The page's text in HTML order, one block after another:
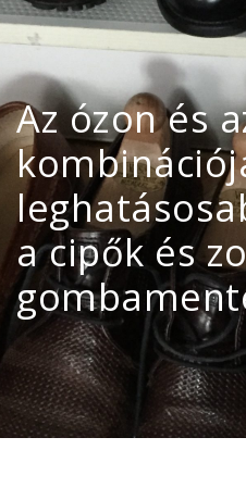
Az ózon és
a cipők és